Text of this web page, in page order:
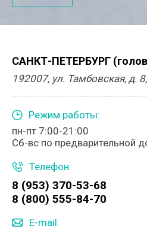
САНКТ-ПЕТЕРБУРГ
192007, ул. Тамбовская, д.
Режим работы:
пн-пт 7:00-21:00
Сб-вс по предварительной
Телефон:
8 (953) 370-53-68
8 (800) 555-84-70
E-mail: